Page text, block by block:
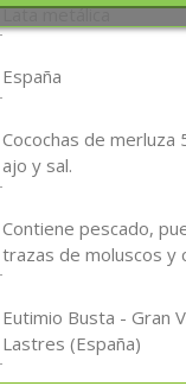
Lata metálica
España
Cocochas de merluza
ajo y sal.
Contiene pescado,
trazas de moluscos y
Eutimio Busta - Gran
Lastres (España)